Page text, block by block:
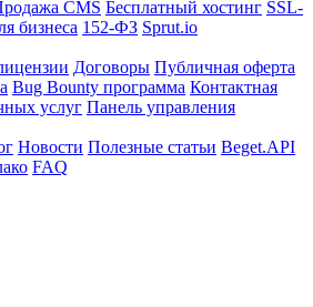
CMS Бесплатный хостинг SSL-
бизнеса 152-ФЗ Sprut.io
Договоры Публичная оферта
Bug Bounty программа Контактная
услуг Панель управления
Новости Полезные статьи Beget.API
FAQ